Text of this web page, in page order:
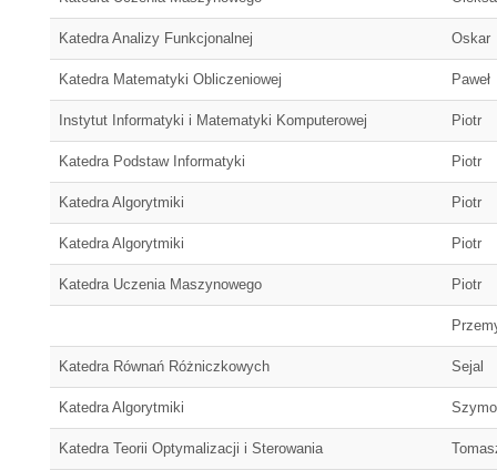
Katedra Analizy Funkcjonalnej Oskar
Katedra Matematyki Obliczeniowej Paweł
Instytut Informatyki i Matematyki Komputerowej Piotr
Katedra Podstaw Informatyki Piotr
Katedra Algorytmiki Piotr
Katedra Algorytmiki Piotr
Katedra Uczenia Maszynowego Piotr
Katedra Równań Różniczkowych Sejal
Katedra Algorytmiki
Katedra Teorii Optymalizacji i Sterowania